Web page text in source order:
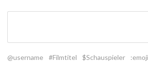
@username #Filmtitel $Schauspieler :emoji